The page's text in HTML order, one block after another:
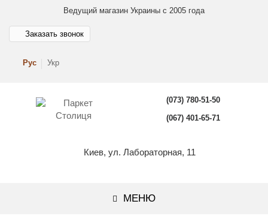
Ведущий магазин Украины с 2005 года
Рус Укр
Заказать звонок
(073) 780-51-50
(067) 401-65-71
Киев, ул. Лабораторная, 11
МЕНЮ